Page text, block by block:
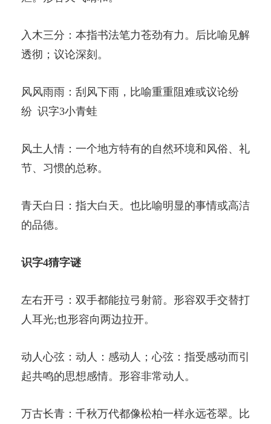
入木三分：本指书法笔力苍劲有力。后比喻见解
透彻；议论深刻。
风风雨雨：刮风下雨，比喻重重阻难或议论纷
纷 识字3小青蛙
风土人情：一个地方特有的自然环境和风俗、礼
节、习惯的总称。
青天白日：指大白天。也比喻明显的事情或高洁
的品德。
识字4猜字谜
左右开弓：双手都能拉弓射箭。形容双手交替打
人耳光;也形容向两边拉开。
动人心弦：动人：感动人；心弦：指受感动而引
起共鸣的思想感情。形容非常动人。
万古长青：千秋万代都像松柏一样永远苍翠。比